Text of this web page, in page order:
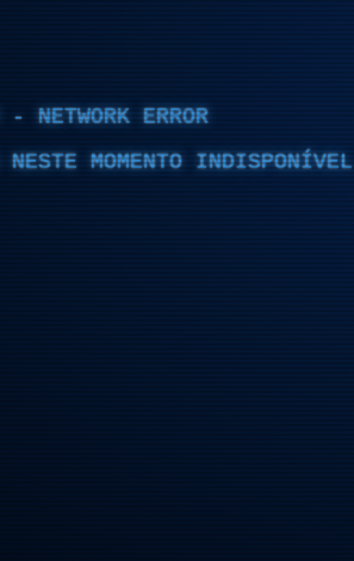
NETWORK ERROR
NESTE MOMENTO INDISPONÍVEL